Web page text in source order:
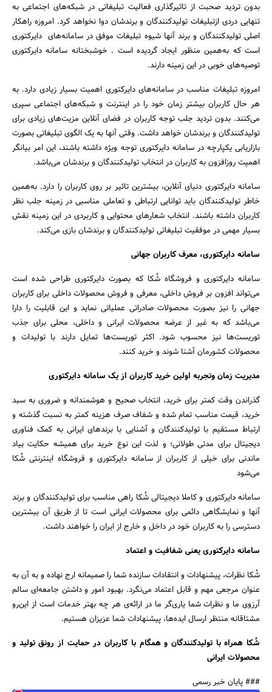
بدون تردید صحبت از تاثیرگذاری فعالیت تبلیغاتی در شبکه‌های اجتماعی به
تنهایی دردی ازتبلیغات تولید‌کنندگان و برندشان دوا نخواهد کرد. امروزه راهکار
اصلی تولید‌کنندگان و برند آنها شیوه تبلیغات موفق در سامانه‌های دایرکتوری
است که به‌همین منظور ایجاد گردیده است . خوشبختانه سامانه دایرکتوری
توصیه‌های خوبی در این زمینه دارند.
امروزه تبلیغات مناسب در سامانه‌های دایرکتوری اهمیت بسیار زیادی دارد. به
هر حال کاربران بیشتر زمان خود را در اینترنت و شبکه‌های اجتماعی سپری
می‌کنند. بدون تردید جلب توجه کاربران در فضای آنلاین مزیت‌های زیادی برای
تولید‌کنندگان و برندشان خواهد داشت. وقتی آنها به یک الگوی تبلیغاتی بصورت
بازاریابی یکپارچه در سامانه دایرکتوری توجه ویژه داشته باشند، این امر بیانگر
اهمیت روزافزون به کاربران در انتخاب تولید‌کنندگان و برند‌شان می‌باشد.
سامانه دایرکتوری دنیای آنلاین، بیشترین تاثیر بر روی کاربران را دارد. به‌همین
خاطر تولید‌کنندگان باید توانایی ارتباطی و تعاملی مناسبی در زمینه جلب نظر
کاربران داشته باشند. انتخاب شعارهای محتوایی و کاربردی در این زمینه نقش
بسیار مهمی در موفقیت تبلیغاتی تولید‌کنندگان و برندشان بازی می‌کند.
سامانه دایرکتوری، معرف کاربران جهانی
سامانه دایرکتوری و فروشگاه شُکا که بصورت دایرکتوری طراحی شده است
می‌تواند افزون بر فروش داخلی، معرفی و فروش محصولات داخلی برای کاربران
جهانی را نیز بصورت محصولات صادراتی عملیاتی نماید و این قابلیت را دارا
می‌باشد که به غیر از عرضه محصولات ایرانی و داخلی، محلی برای جذب
توریست‌ها نیز محسوب شود. اکثر توریست‌ها تمایل دارند با تولیدات و
محصولات کشورمان آشنا شوند و خرید کنند.
مدیریت زمان وتجربه اولین خرید کاربران از یک سامانه دایرکتوری
گذراندن وقت کمتر برای خرید، انتخاب صحیح و هوشمندانه و ضروری به سبد
خرید، قیمت مناسب تمام شده و شفاف صرف هزینه کمتر به نسبت گذشته و
ارتباط مستقیم با تولید‌کنندگان و آشنایی با برندهای ایرانی به کمک فناوری
دیجیتال برای مدتی طولانی؛ و لذت این نوع خرید برای همیشه حکایت بیاد
ماندنی برای خیلی از کاربران از سامانه دایرکتوری و فروشگاه اینترنتی شُکا
می‌شود
سامانه دایرکتوری و کاملا دیجیتالی شُکا راهی مناسب برای تولید‌کنندگان و برند
آنها و نمایشگاهی دائمی برای محصولات ایرانی است تا از طریق آن بیشترین
دسترسی را به کاربران خود در داخل و خارج از ایران را خواهند داشت.
سامانه دایرکتوری یعنی شفافیت و اعتماد
شُکا نظرات، پیشنهادات و انتقادات سازنده شما را صمیمانه ارج نهاده و به آن به
عنوان مرجعی مهم و قابل اعتماد می‌نگرد. بهبود امور و داشتن جامعه‌ای سالم
آرزوی ما و نظرات شما یاری‌گر ما در ارائه‌ی هر چه بهتر خدمات است از این‌رو
مشتاقانه منتظر ارسال ایده‌ها، پیشنهادات شما عزیزان هستیم.
شُکا همراه با تولید‌کنندگان و همگام با کاربران در حمایت از رونق تولید و
محصولات ایرانی
### پایان خبر رسمی